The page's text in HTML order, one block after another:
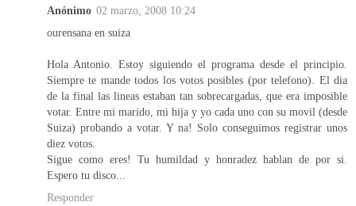
Anónimo 02 marzo, 2008 10:24
ourensana en suiza
Hola Antonio. Estoy siguiendo el programa desde el principio.
Siempre te mande todos los votos posibles (por telefono). El dia
de la final las lineas estaban tan sobrecargadas, que era imposible
votar. Entre mi marido, mi hija y yo cada uno con su movil (desde
Suiza) probando a votar. Y na! Solo conseguimos registrar unos
diez votos.
Sigue como eres! Tu humildad y honradez hablan de por si.
Espero tu disco...
Responder